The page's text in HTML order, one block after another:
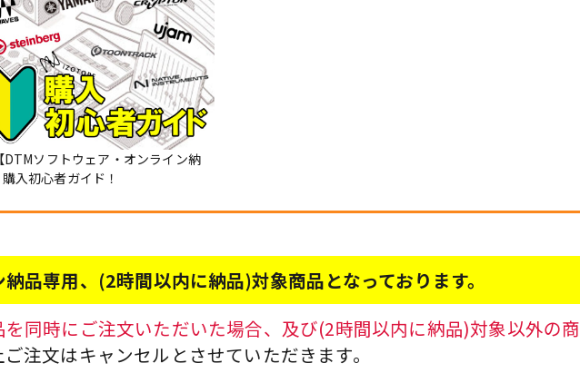
DTMソフトウェア・オンライン納
入初心者ガイド！
品専用、(2時間以内に納品)対象商品となっております。
同時にご注文いただいた場合、及び(2時間以内に納品)対象以外の
注文はキャンセルとさせていただきます。